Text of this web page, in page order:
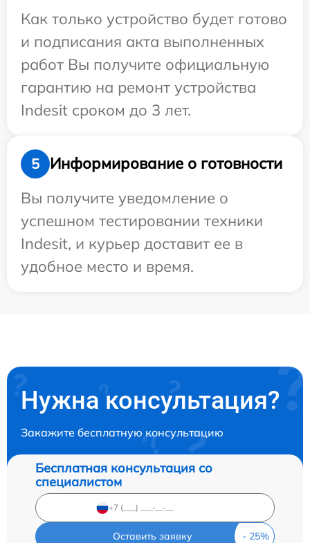
Как только устройство будет готово
и подписания акта выполненных
работ Вы получите официальную
гарантию на ремонт устройства
Indesit сроком до 3 лет.
5
Информирование о готовности
Вы получите уведомление о
успешном тестировании техники
Indesit, и курьер доставит ее в
удобное место и время.
Нужна консультация?
Закажите бесплатную консультацию
Бесплатная консультация со
специалистом
Оставить заявку